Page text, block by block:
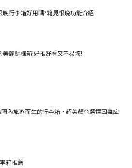
晚行李箱好用嗎?箱見恨晚功能介紹
麗鋁框箱!好推好看又不易壞!
內旅遊而生的行李箱，超美顏色選擇困難症
箱推薦